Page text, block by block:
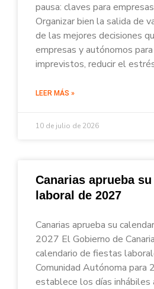
pausa: claves para
Organizar bien la salida de
de las mejores decisiones
empresas y autónomos
imprevistos, reducir el
LEER MÁS »
10 de julio de 2026
Canarias aprueba
laboral de 2027
Canarias aprueba su
2027 El Gobierno de
calendario de fiestas
Comunidad Autónoma para
establece los días inhábiles